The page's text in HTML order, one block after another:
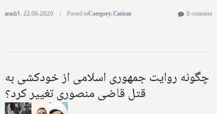
arash1,22.06.2020 | Posted inCategory:Caniran 0 comment
چگونه روایت جمهوری اسلامی از خودکشی به
قتل قاضی منصوری تغییر کرد؟